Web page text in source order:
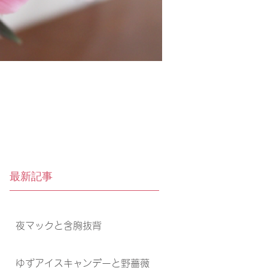
最新記事
夜マックと含胸抜背
ゆずアイスキャンデーと野薔薇